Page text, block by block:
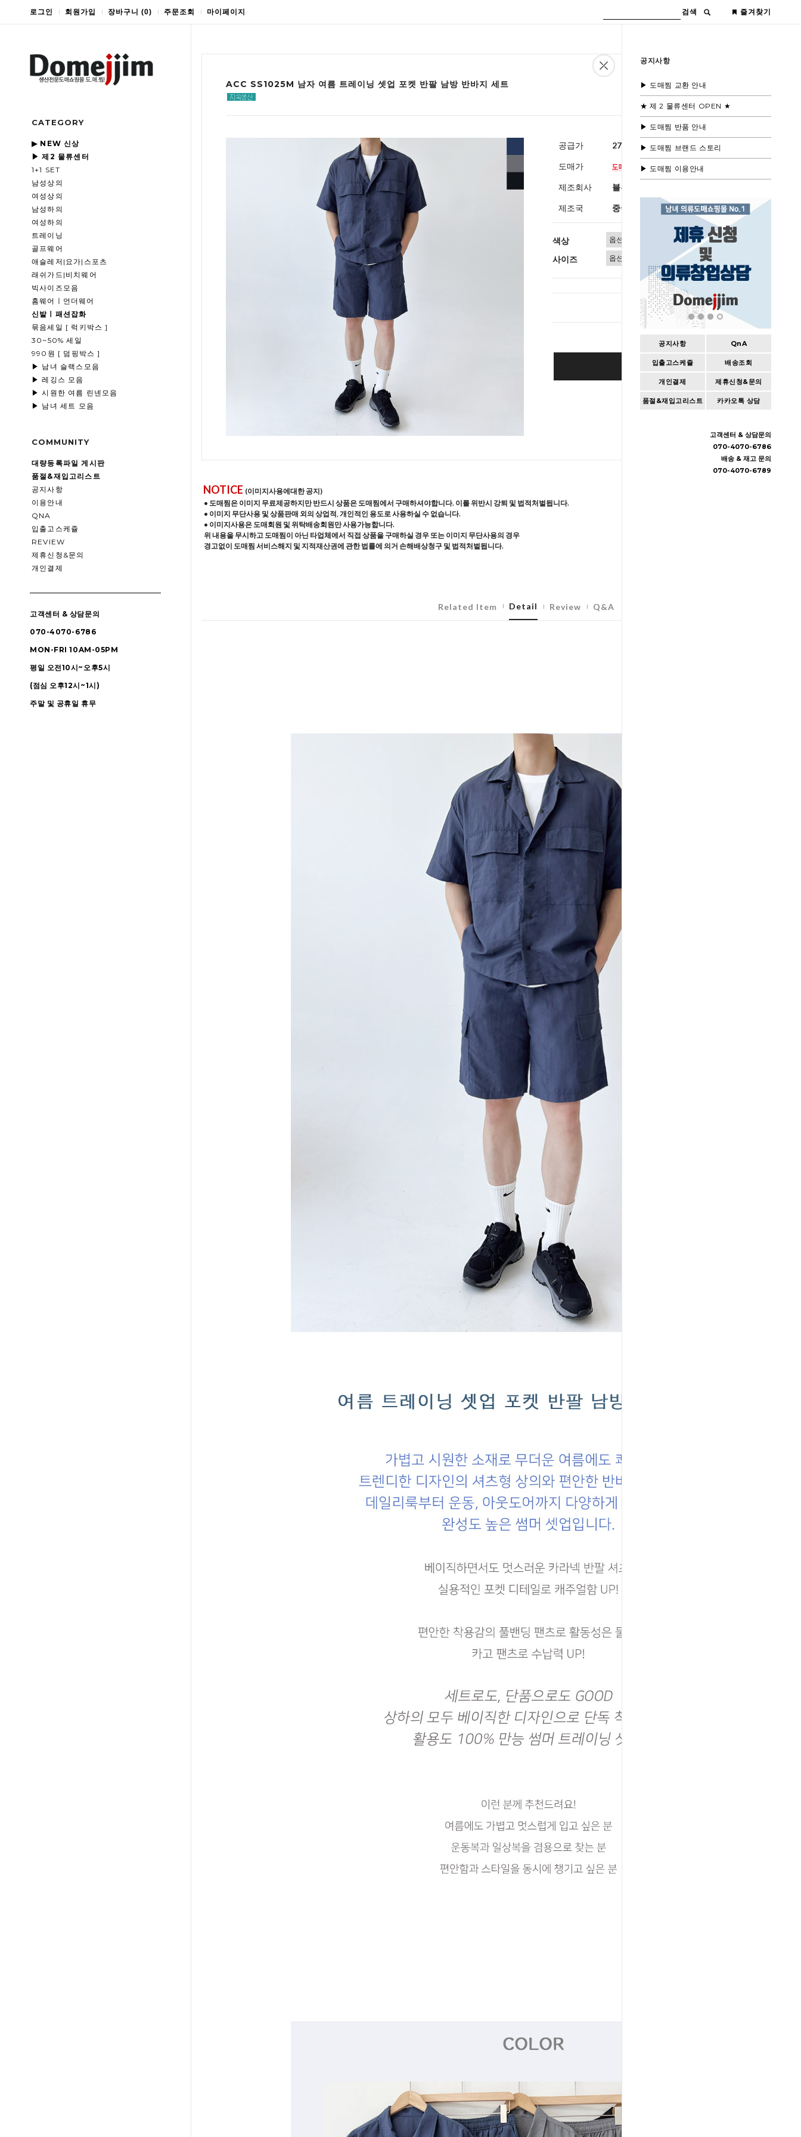
로그인 회원가입 장바구니 (0) 주문조회 마이페이지 검색 즐겨찾기
CATEGORY
▶ NEW 신상
▶ 제2 물류센터
1+1 SET
남성상의
여성상의
남성하의
여성하의
트레이닝
골프웨어
애슬레저|요가|스포츠
래쉬가드|비치웨어
빅사이즈모음
홈웨어ㅣ언더웨어
신발ㅣ패션잡화
묶음세일 [ 럭키박스 ]
30~50% 세일
990원 [ 덤핑박스 ]
▶ 남녀 슬랙스모음
▶ 레깅스 모음
▶ 시원한 여름 린넨모음
▶ 남녀 세트 모음
COMMUNITY
대량등록파일 게시판
품절&재입고리스트
공지사항
이용안내
QNA
입출고스케쥴
REVIEW
제휴신청&문의
개인결제
고객센터 & 상담문의
070-4070-6786
MON-FRI 10AM-05PM
평일 오전10시~오후5시
(점심 오후12시~1시)
주말 및 공휴일 휴무
공지사항
▶ 도매찜 교환 안내
★ 제 2 물류센터 OPEN ★
▶ 도매찜 반품 안내
▶ 도매찜 브랜드 스토리
▶ 도매찜 이용안내
공지사항 QnA
입출고스케쥴 배송조회
개인결제 제휴신청&문의
품절&재입고리스트 카카오톡 상담
고객센터 & 상담문의
070-4070-6786
배송 & 재고 문의
070-4070-6789
ACC SS1025M 남자 여름 트레이닝 셋업 포켓 반팔 남방 반바지 세트
공급가 27,600원(부가세별도)
도매가
제조회사 블루모드 제휴사
제조국 중국
색상
사이즈
BUY IT NOW
Cart Wishlist
NOTICE (이미지사용에대한 공지)
• 도매찜은 이미지 무료제공하지만 반드시 상품은 도매찜에서 구매하셔야합니다. 이를 위반시 강퇴 및 법적처벌됩니다.
• 이미지 무단사용 및 상품판매 외의 상업적, 개인적인 용도로 사용하실 수 없습니다.
• 이미지사용은 도매회원 및 위탁배송회원만 사용가능합니다.
위 내용을 무시하고 도매찜이 아닌 타업체에서 직접 상품을 구매하실 경우 또는 이미지 무단사용의 경우
경고없이 도매찜 서비스해지 및 지적재산권에 관한 법률에 의거 손해배상청구 및 법적처벌됩니다.
Related Item Detail Review Q&A